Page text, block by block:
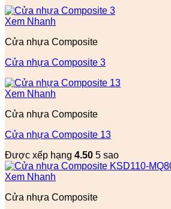
Xem Nhanh
Cửa nhựa Composite
Cửa nhựa Composite 3
Xem Nhanh
Cửa nhựa Composite
Cửa nhựa Composite 13
Được xếp hạng 4.50 5 sao
Xem Nhanh
Cửa nhựa Composite